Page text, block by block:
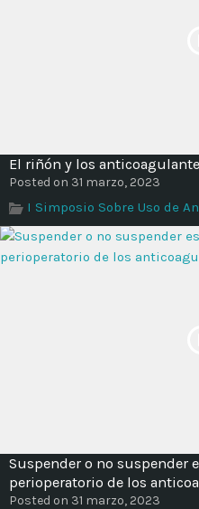
El riñón y los
Posted on 31 marzo, 2023
I Simposio Sobre Uso de
Suspender o no suspender
perioperatorio de los
Posted on 31 marzo, 2023